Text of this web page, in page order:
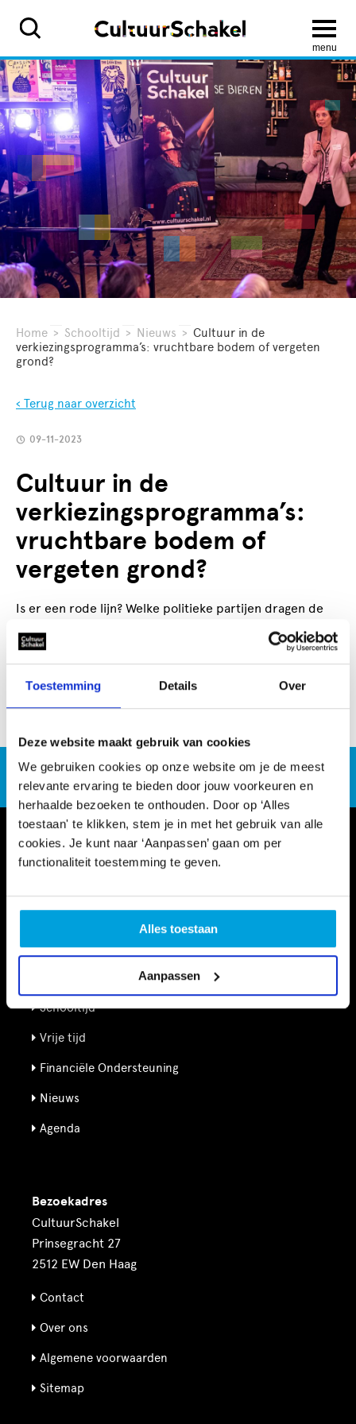
Toestemming Details Over
Deze website maakt gebruik van cookies
We gebruiken cookies op onze website om je de meest
relevante ervaring te bieden door jouw voorkeuren en
herhaalde bezoeken te onthouden. Door op ‘Alles
toestaan' te klikken, stem je in met het gebruik van alle
cookies. Je kunt naar ‘Aanpassen’ gaan om per
functionaliteit toestemming te geven.
Alles toestaan
Aanpassen
menu
Home > Schooltijd > Nieuws > Cultuur in de
verkiezingsprogramma’s: vruchtbare bodem of vergeten
grond?
‹ Terug naar overzicht
09-11-2023
Cultuur in de
verkiezingsprogramma’s:
vruchtbare bodem of
vergeten grond?
Is er een rode lijn? Welke politieke partijen dragen de
sector een warm hart toe? Welke thema’s springen
eruit? Marijn Cornelis, directeur van CultuurSchakel,
ziet er 5.
CultuurSchakel brengt je verder in kunst en cultuur in
Den Haag
Informatie
Schooltijd
Vrije tijd
Financiële Ondersteuning
Nieuws
Agenda
Bezoekadres
CultuurSchakel
Prinsegracht 27
2512 EW Den Haag
Contact
Over ons
Algemene voorwaarden
Sitemap